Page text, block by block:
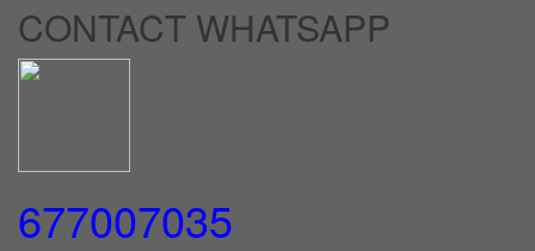
CONTACT WHATSAPP
677007035